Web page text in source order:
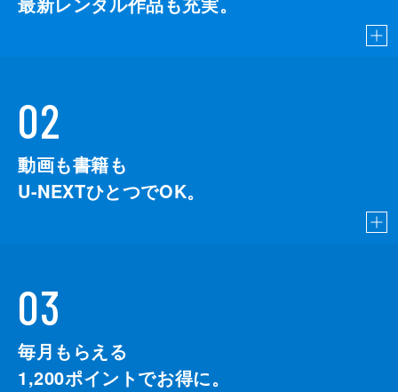
02
動画も書籍も
U-NEXTひとつでOK。
03
毎月もらえる
1,200ポイントでお得に。